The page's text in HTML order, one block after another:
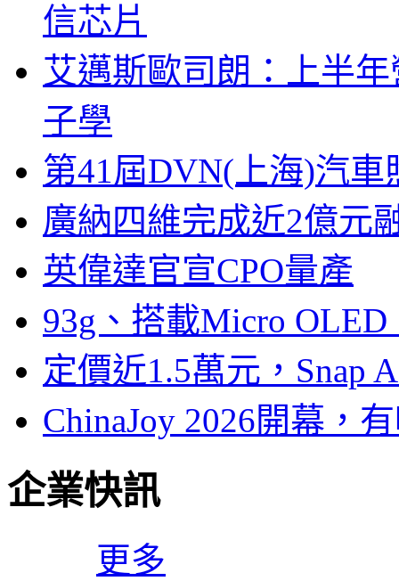
信芯片
艾邁斯歐司朗：上半
子學
第41屆DVN(上海)汽
廣納四維完成近2億元
英偉達官宣CPO量產
93g、搭載Micro
定價近1.5萬元，Snap
ChinaJoy 2026開幕，
企業快訊
更多